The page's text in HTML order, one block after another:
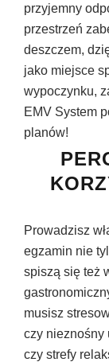
przyjemny
przestrzeń
deszczem,
jako miejsce
wypoczynku,
EMV System
planów!
Prowadzisz
egzamin nie
spiszą się też
musisz
czy nieznośny
czy strefy